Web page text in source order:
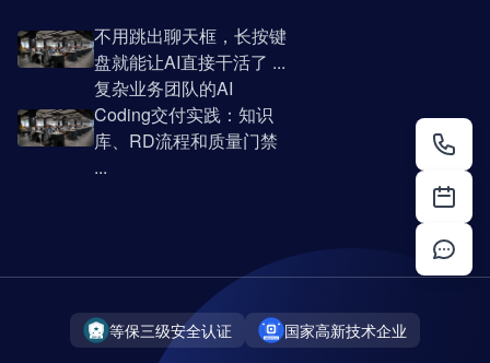
不用跳出聊天框，长按键
盘就能让AI直接干活了 ...
复杂业务团队的AI
Coding交付实践：知识
库、RD流程和质量门禁
...
等保三级安全认证 国家高新技术企业